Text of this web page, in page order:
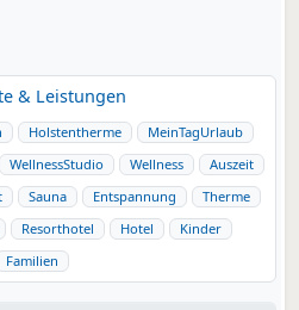
& Leistungen
Holstentherme
MeinTagUrlaub
WellnessStudio Wellness
Auszeit
Sauna Entspannung
Therme
Resorthotel Hotel
Kinder
Familien